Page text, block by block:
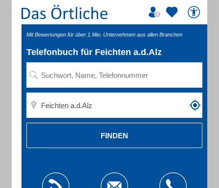
Mit Bewertungen für über 1 Mio. Unternehmen aus allen Branchen
Telefonbuch für Feichten a.d.Alz
FINDEN